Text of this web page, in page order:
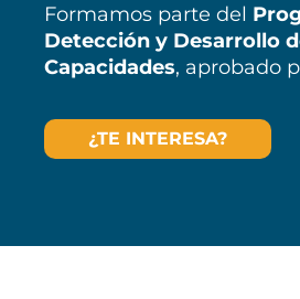
Formamos parte del
Detección y Desarrollo
Capacidades, aprobado
¿TE INTERESA?